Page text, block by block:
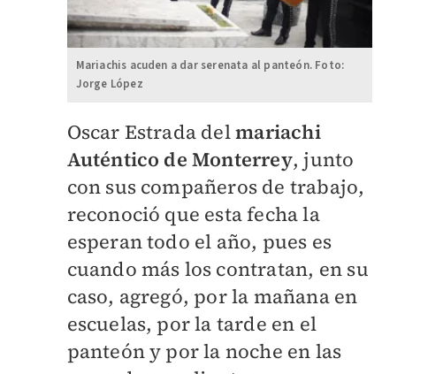
Mariachis acuden a dar serenata al panteón. Foto:
Jorge López
Oscar Estrada delmariachi
Auténtico de Monterrey, junto
con sus compañeros de trabajo,
reconoció que esta fecha la
esperan todo el año, pues es
cuando más los contratan, en su
caso, agregó, por la mañana en
escuelas, por la tarde en el
panteón y por la noche en las